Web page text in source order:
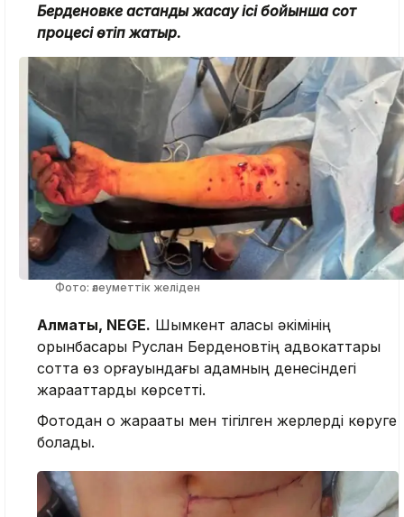
Берденовке қастандық жасау ісі бойынша сот
процесі өтіп жатыр.
Фото: әлеуметтік желіден
Алматы, NEGE. Шымкент қаласы әкімінің
орынбасары Руслан Берденовтің адвокаттары
сотта өз қорғауындағы адамның денесіндегі
жарақаттарды көрсетті.
Фотодан оқ жарақаты мен тігілген жерлерді көруге
болады.